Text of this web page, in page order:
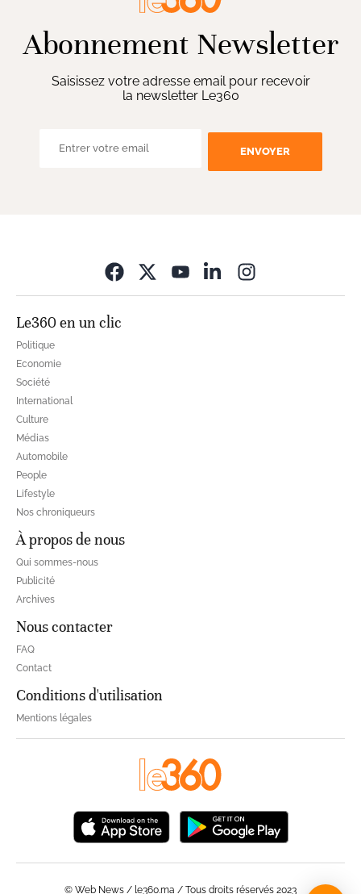
Abonnement Newsletter
Saisissez votre adresse email pour recevoir
la newsletter Le360
ENVOYER
Le360 en un clic
Politique
Economie
Société
International
Culture
Médias
Automobile
People
Lifestyle
Nos chroniqueurs
À propos de nous
Qui sommes-nous
Publicité
Archives
Nous contacter
FAQ
Contact
Conditions d'utilisation
Mentions légales
© Web News / le360.ma / Tous droits réservés 2023